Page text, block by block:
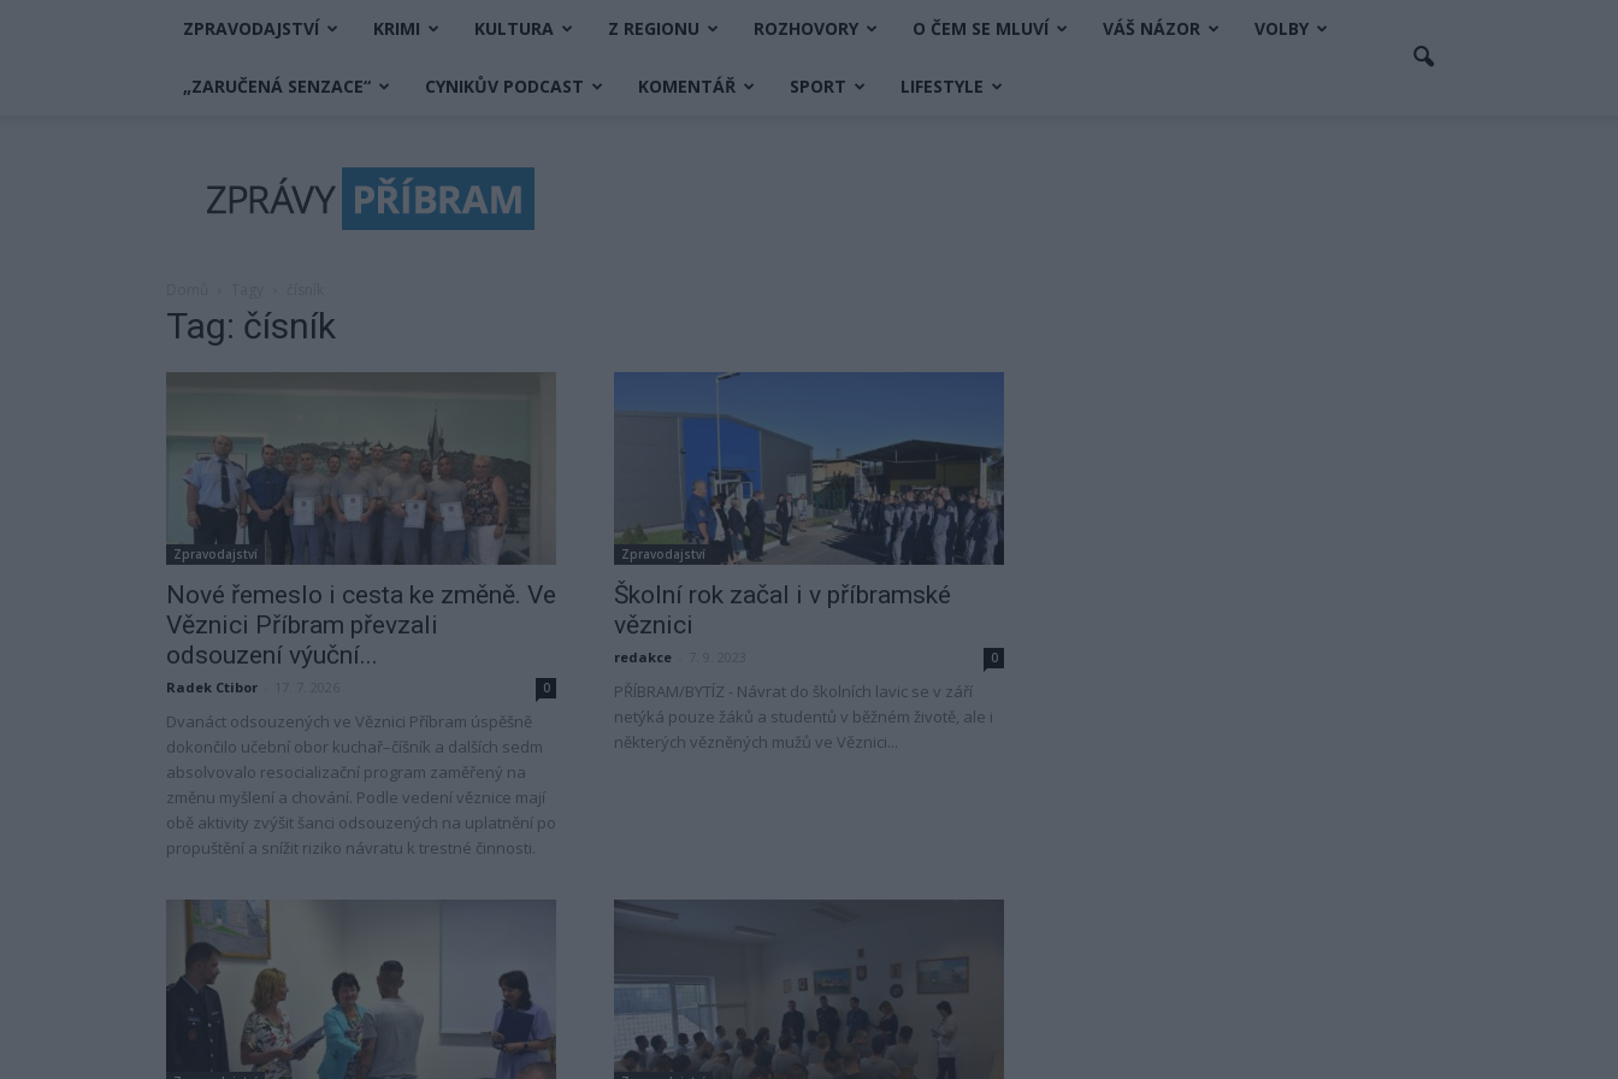
ZPRAVODAJSTVÍ KRIMI KULTURA Z REGIONU ROZHOVORY O ČEM SE MLUVÍ VÁŠ NÁZOR VOLBY
„ZARUČENÁ SENZACE“ CYNIKŮV PODCAST KOMENTÁŘ SPORT LIFESTYLE
Příbram
Tag: čísník
Zpravodajství
Nové řemeslo i cesta ke změně. Ve
Věznici Příbram převzali
odsouzení výuční...
Radek Ctibor 0
Dvanáct odsouzených ve Věznici Příbram úspěšně
dokončilo učební obor kuchař–číšník a dalších sedm
absolvovalo resocializační program zaměřený na
změnu myšlení a chování. Podle vedení věznice mají
obě aktivity zvýšit šanci odsouzených na uplatnění po
propuštění a snížit riziko návratu k trestné činnosti.
Zpravodajství
Školní rok začal i v příbramské
věznici
redakce 0
PŘÍBRAM/BYTÍZ - Návrat do školních lavic se v září
netýká pouze žáků a studentů v běžném životě, ale i
některých vězněných mužů ve Věznici...